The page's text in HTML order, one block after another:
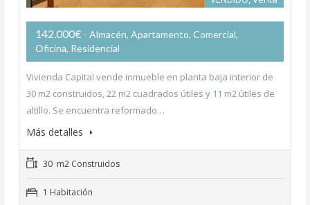
142.000€ - Almacén, Apartamento, Comercial,
Oficina, Residencial
Vivienda Capital vende inmueble en planta baja interior de
30 m2 construidos, 22 m2 cuadrados útiles y 11 m2 útiles de
altillo. Se encuentra reformado…
Más detalles
30 m2 Construidos
1 Habitación